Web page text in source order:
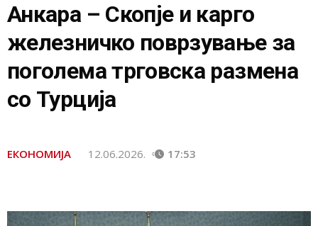
Анкара – Скопје и карго
железничко поврзување за
поголема трговска размена
со Турција
ЕКОНОМИЈА 12.06.2026. 17:53